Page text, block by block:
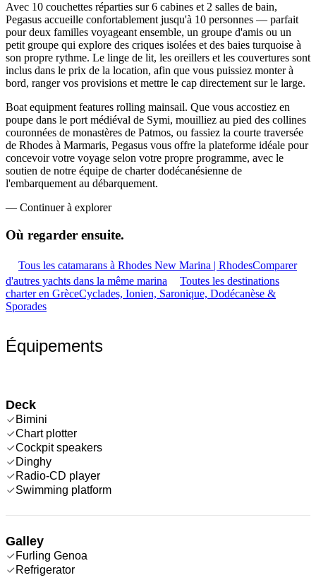
Avec 10 couchettes réparties sur 6 cabines et 2 salles de bain,
Pegasus accueille confortablement jusqu'à 10 personnes — parfait
pour deux familles voyageant ensemble, un groupe d'amis ou un
petit groupe qui explore des criques isolées et des baies turquoise à
son propre rythme. Le linge de lit, les oreillers et les couvertures sont
inclus dans le prix de la location, afin que vous puissiez monter à
bord, ranger vos provisions et mettre le cap directement sur le large.
Boat equipment features rolling mainsail. Que vous accostiez en
poupe dans le port médiéval de Symi, mouilliez au pied des collines
couronnées de monastères de Patmos, ou fassiez la courte traversée
de Rhodes à Marmaris, Pegasus vous offre la plateforme idéale pour
concevoir votre voyage selon votre propre programme, avec le
soutien de notre équipe de charter dodécanésienne de
l'embarquement au débarquement.
— Continuer à explorer
Où regarder ensuite.
Tous les catamarans à Rhodes New Marina | RhodesComparer
d'autres yachts dans la même marina
Toutes les destinations
charter en GrèceCyclades, Ionien, Saronique, Dodécanèse &
Sporades
Équipements
Deck
Bimini
Chart plotter
Cockpit speakers
Dinghy
Radio-CD player
Swimming platform
Galley
Furling Genoa
Refrigerator